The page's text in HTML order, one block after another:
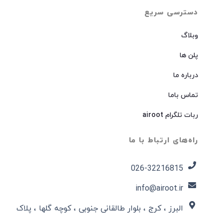
دسترسی سریع
وبلاگ
پلن ها
درباره ما
تماس باما
ربات تلگرام airoot
راه‌های ارتباط با ما
026-32216815​
info@airoot.ir
البرز ، کرج ، بلوار طالقانی جنوبی ، کوچه گلها ، پلاک